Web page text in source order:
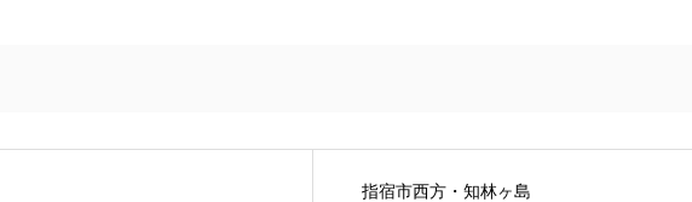
指宿市西方・知林ヶ島